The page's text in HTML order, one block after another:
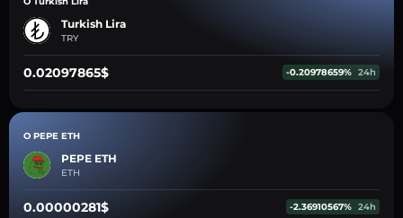
Turkish Lira
TRY
0.02097865$ -0.20978659% 24h
O PEPE ETH
PEPE ETH
ETH
0.00000281$ -2.36910567% 24h